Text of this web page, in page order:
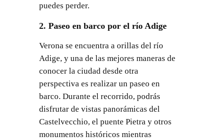
puedes perder.
2. Paseo en barco por el río Adige
Verona se encuentra a orillas del río
Adige, y una de las mejores maneras de
conocer la ciudad desde otra
perspectiva es realizar un paseo en
barco. Durante el recorrido, podrás
disfrutar de vistas panorámicas del
Castelvecchio, el puente Pietra y otros
monumentos históricos mientras